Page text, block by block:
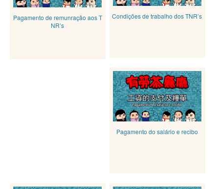
Pagamento de remunração aos T
NR’s
Condições de trabalho dos TNR’s
Pagamento do salário e recibo